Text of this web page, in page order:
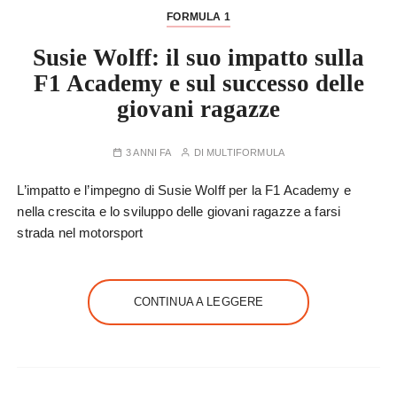
FORMULA 1
Susie Wolff: il suo impatto sulla
F1 Academy e sul successo delle
giovani ragazze
3 ANNI FA DI MULTIFORMULA
L’impatto e l’impegno di Susie Wolff per la F1 Academy e
nella crescita e lo sviluppo delle giovani ragazze a farsi
strada nel motorsport
CONTINUA A LEGGERE